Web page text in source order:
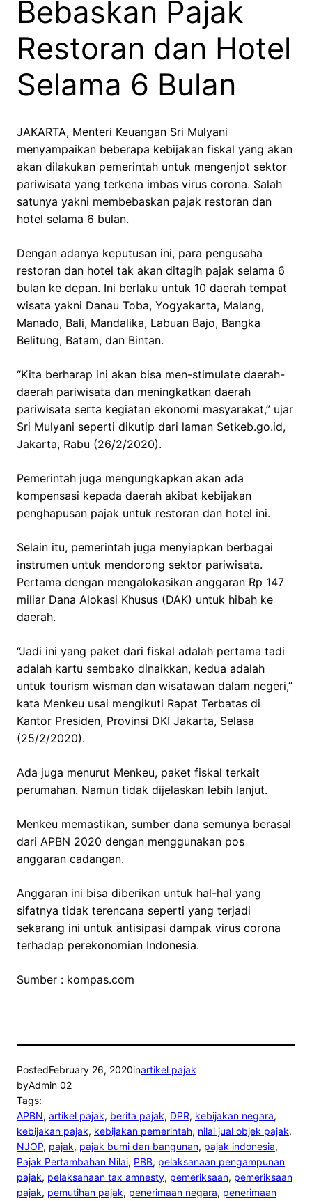
Bebaskan Pajak
Restoran dan Hotel
Selama 6 Bulan
JAKARTA, Menteri Keuangan Sri Mulyani
menyampaikan beberapa kebijakan fiskal yang akan
akan dilakukan pemerintah untuk mengenjot sektor
pariwisata yang terkena imbas virus corona. Salah
satunya yakni membebaskan pajak restoran dan
hotel selama 6 bulan.
Dengan adanya keputusan ini, para pengusaha
restoran dan hotel tak akan ditagih pajak selama 6
bulan ke depan. Ini berlaku untuk 10 daerah tempat
wisata yakni Danau Toba, Yogyakarta, Malang,
Manado, Bali, Mandalika, Labuan Bajo, Bangka
Belitung, Batam, dan Bintan.
“Kita berharap ini akan bisa men-stimulate daerah-
daerah pariwisata dan meningkatkan daerah
pariwisata serta kegiatan ekonomi masyarakat,” ujar
Sri Mulyani seperti dikutip dari laman Setkeb.go.id,
Jakarta, Rabu (26/2/2020).
Pemerintah juga mengungkapkan akan ada
kompensasi kepada daerah akibat kebijakan
penghapusan pajak untuk restoran dan hotel ini.
Selain itu, pemerintah juga menyiapkan berbagai
instrumen untuk mendorong sektor pariwisata.
Pertama dengan mengalokasikan anggaran Rp 147
miliar Dana Alokasi Khusus (DAK) untuk hibah ke
daerah.
“Jadi ini yang paket dari fiskal adalah pertama tadi
adalah kartu sembako dinaikkan, kedua adalah
untuk tourism wisman dan wisatawan dalam negeri,”
kata Menkeu usai mengikuti Rapat Terbatas di
Kantor Presiden, Provinsi DKI Jakarta, Selasa
(25/2/2020).
Ada juga menurut Menkeu, paket fiskal terkait
perumahan. Namun tidak dijelaskan lebih lanjut.
Menkeu memastikan, sumber dana semunya berasal
dari APBN 2020 dengan menggunakan pos
anggaran cadangan.
Anggaran ini bisa diberikan untuk hal-hal yang
sifatnya tidak terencana seperti yang terjadi
sekarang ini untuk antisipasi dampak virus corona
terhadap perekonomian Indonesia.
Sumber : kompas.com
PostedFebruary 26, 2020inartikel pajak
byAdmin 02
Tags:
APBN, artikel pajak, berita pajak, DPR, kebijakan negara
kebijakan pajak, kebijakan pemerintah, nilai jual objek pajak
NJOP, pajak, pajak bumi dan bangunan, pajak indonesia
Pajak Pertambahan Nilai, PBB, pelaksanaan pengampunan
pajak, pelaksanaan tax amnesty, pemeriksaan, pemeriksaan
pajak, pemutihan pajak, penerimaan negara, penerimaan